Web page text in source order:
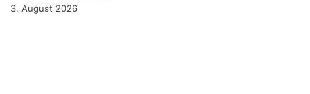
3. August 2026